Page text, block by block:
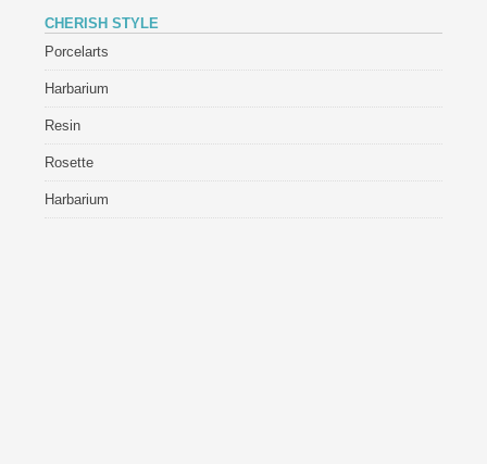
CHERISH STYLE
Porcelarts
Harbarium
Resin
Rosette
Harbarium